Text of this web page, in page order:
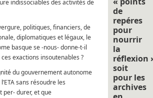
indissociables des activités de
politiques, financiers, de
diplomatiques et légaux, le
basque se -nous- donne-t-il
exactions insoutenables ?
du gouvernement autonome
sans résoudre les
per- durer, et que
de
repéres
pour
nourrir
la
réflexion
soit
pour les
archives